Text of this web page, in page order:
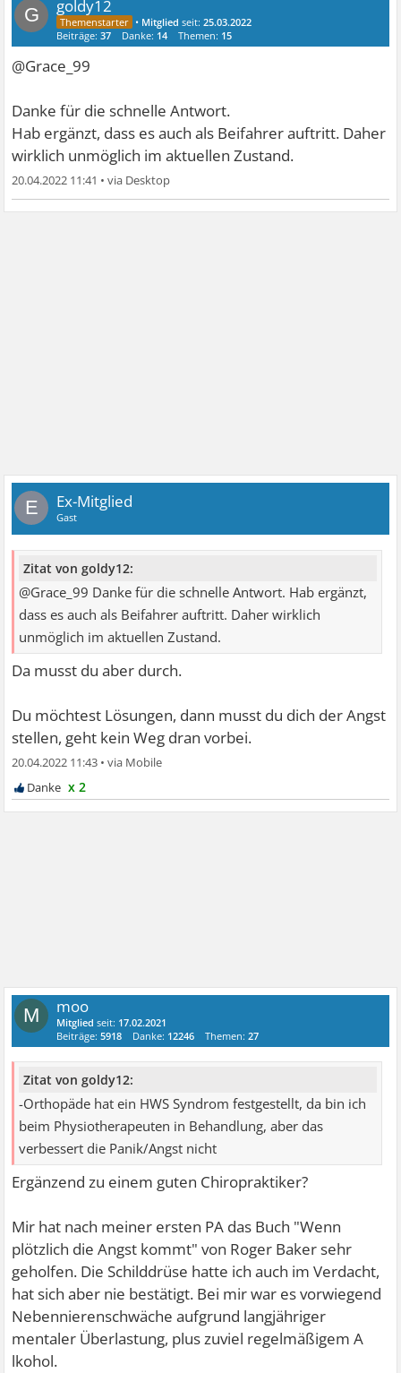
G goldy12
• Mitglied seit:25.03.2022
Beiträge:37 Danke: 14 Themen: 15
@Grace_99
Danke für die schnelle Antwort.
Hab ergänzt, dass es auch als Beifahrer auftritt. Daher
wirklich unmöglich im aktuellen Zustand.
20.04.2022 11:41 •
E Ex-Mitglied
Gast
Zitat von goldy12:
@Grace_99 Danke für die schnelle Antwort. Hab ergänzt,
dass es auch als Beifahrer auftritt. Daher wirklich
unmöglich im aktuellen Zustand.
Da musst du aber durch.
Du möchtest Lösungen, dann musst du dich der Angst
stellen, geht kein Weg dran vorbei.
20.04.2022 11:43 •
x 2
M moo
Mitglied seit: 17.02.2021
Beiträge:5918 Danke: 12246 Themen:27
Zitat von goldy12:
-Orthopäde hat ein HWS Syndrom festgestellt, da bin ich
beim Physiotherapeuten in Behandlung, aber das
verbessert die Panik/Angst nicht
Ergänzend zu einem guten Chiropraktiker?
Mir hat nach meiner ersten PA das Buch "Wenn
plötzlich die Angst kommt" von Roger Baker sehr
geholfen. Die Schilddrüse hatte ich auch im Verdacht,
hat sich aber nie bestätigt. Bei mir war es vorwiegend
Nebennierenschwäche aufgrund langjähriger
mentaler Überlastung, plus zuviel regelmäßigem A
lkohol.